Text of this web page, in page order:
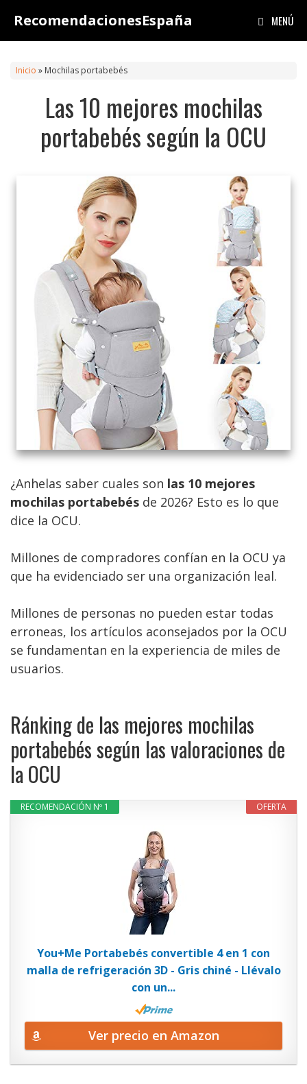
contenido
RecomendacionesEspaña MENÚ
Inicio » Mochilas portabebés
Las 10 mejores mochilas
portabebés según la OCU
¿Anhelas saber cuales son las 10 mejores
mochilas portabebés de 2026? Esto es lo que
dice la OCU.
Millones de compradores confían en la OCU ya
que ha evidenciado ser una organización leal.
Millones de personas no pueden estar todas
erroneas, los artículos aconsejados por la OCU
se fundamentan en la experiencia de miles de
usuarios.
Ránking de las mejores mochilas
portabebés según las valoraciones de
la OCU
OFERTA
RECOMENDACIÓN Nº 1
You+Me Portabebés convertible 4 en 1 con
malla de refrigeración 3D - Gris chiné - Llévalo
con un...
Ver precio en Amazon